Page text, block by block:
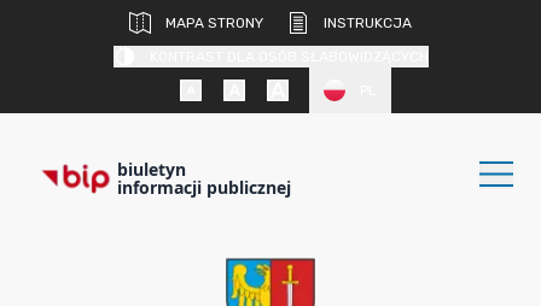
MAPA STRONY
INSTRUKCJA
biuletyn
informacji publicznej